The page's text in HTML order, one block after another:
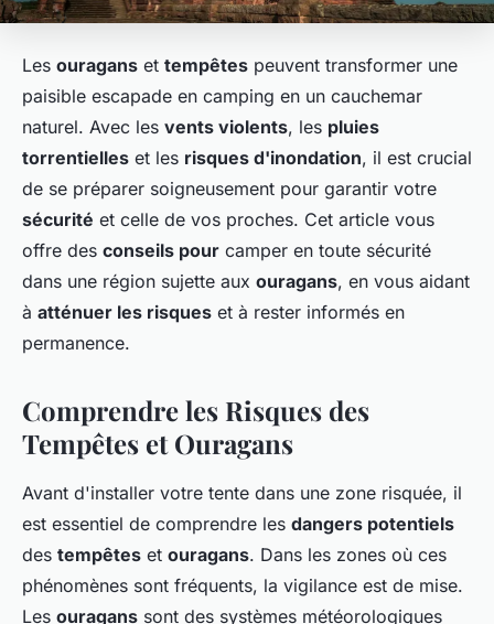
Les ouragans et tempêtes peuvent transformer une
paisible escapade en camping en un cauchemar
naturel. Avec les vents violents, les pluies
torrentielles et les risques d'inondation, il est crucial
de se préparer soigneusement pour garantir votre
sécurité et celle de vos proches. Cet article vous
offre des conseils pour camper en toute sécurité
dans une région sujette aux ouragans, en vous aidant
à atténuer les risques et à rester informés en
permanence.
Comprendre les Risques des
Tempêtes et Ouragans
Avant d'installer votre tente dans une zone risquée, il
est essentiel de comprendre les dangers potentiels
des tempêtes et ouragans. Dans les zones où ces
phénomènes sont fréquents, la vigilance est de mise.
Les ouragans sont des systèmes météorologiques